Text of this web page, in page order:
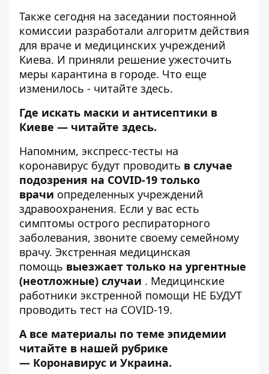
Также сегодня на заседании постоянной
комиссии разработали алгоритм действия
для враче и медицинских учреждений
Киева. И приняли решение ужесточить
меры карантина в городе. Что еще
изменилось - читайте здесь.
Где искать маски и антисептики в
Киеве — читайте здесь.
Напомним, экспресс-тесты на
коронавирус будут проводить в случае
подозрения на COVID-19 только
врачи определенных учреждений
здравоохранения. Если у вас есть
симптомы острого респираторного
заболевания, звоните своему семейному
врачу. Экстренная медицинская
помощь выезжает только на ургентные
(неотложные) случаи . Медицинские
работники экстренной помощи НЕ БУДУТ
проводить тест на COVID-19.
А все материалы по теме эпидемии
читайте в нашей рубрике
— Коронавирус и Украина.